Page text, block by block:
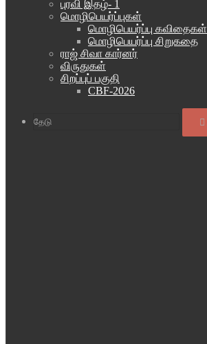
புரவி இதழ்- 1
மொழிபெயர்ப்புகள்
மொழிபெயர்ப்பு கவிதைகள்
மொழிபெயர்ப்பு சிறுகதை
ராஜ் சிவா கார்னர்
விருதுகள்
சிறப்புப் பகுதி
CBF-2026